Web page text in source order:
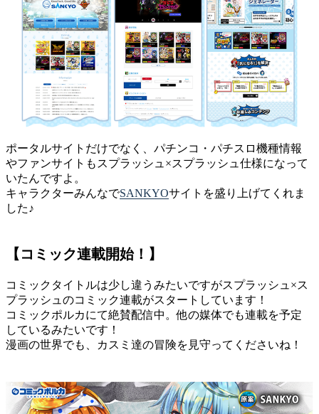
ポータルサイトだけでなく、パチンコ・パチスロ機種情報
やファンサイトもスプラッシュ×スプラッシュ仕様になって
いたんですよ。
キャラクターみんなでSANKYOサイトを盛り上げてくれま
した♪
【コミック連載開始！】
コミックタイトルは少し違うみたいですがスプラッシュ×ス
プラッシュのコミック連載がスタートしています！
コミックポルカにて絶賛配信中。他の媒体でも連載を予定
しているみたいです！
漫画の世界でも、カスミ達の冒険を見守ってくださいね！